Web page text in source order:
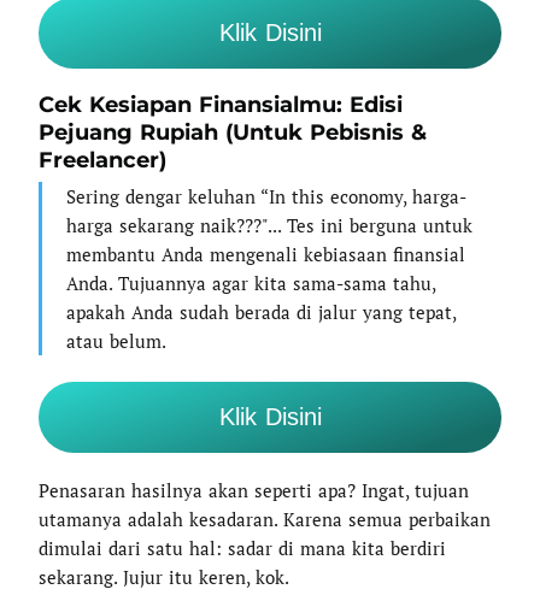
Klik Disini
Cek Kesiapan Finansialmu: Edisi
Pejuang Rupiah (Untuk Pebisnis &
Freelancer)
Sering dengar keluhan “In this economy, harga-
harga sekarang naik???"... Tes ini berguna untuk
membantu Anda mengenali kebiasaan finansial
Anda. Tujuannya agar kita sama-sama tahu,
apakah Anda sudah berada di jalur yang tepat,
atau belum.
Klik Disini
Penasaran hasilnya akan seperti apa? Ingat, tujuan
utamanya adalah kesadaran. Karena semua perbaikan
dimulai dari satu hal: sadar di mana kita berdiri
sekarang. Jujur itu keren, kok.